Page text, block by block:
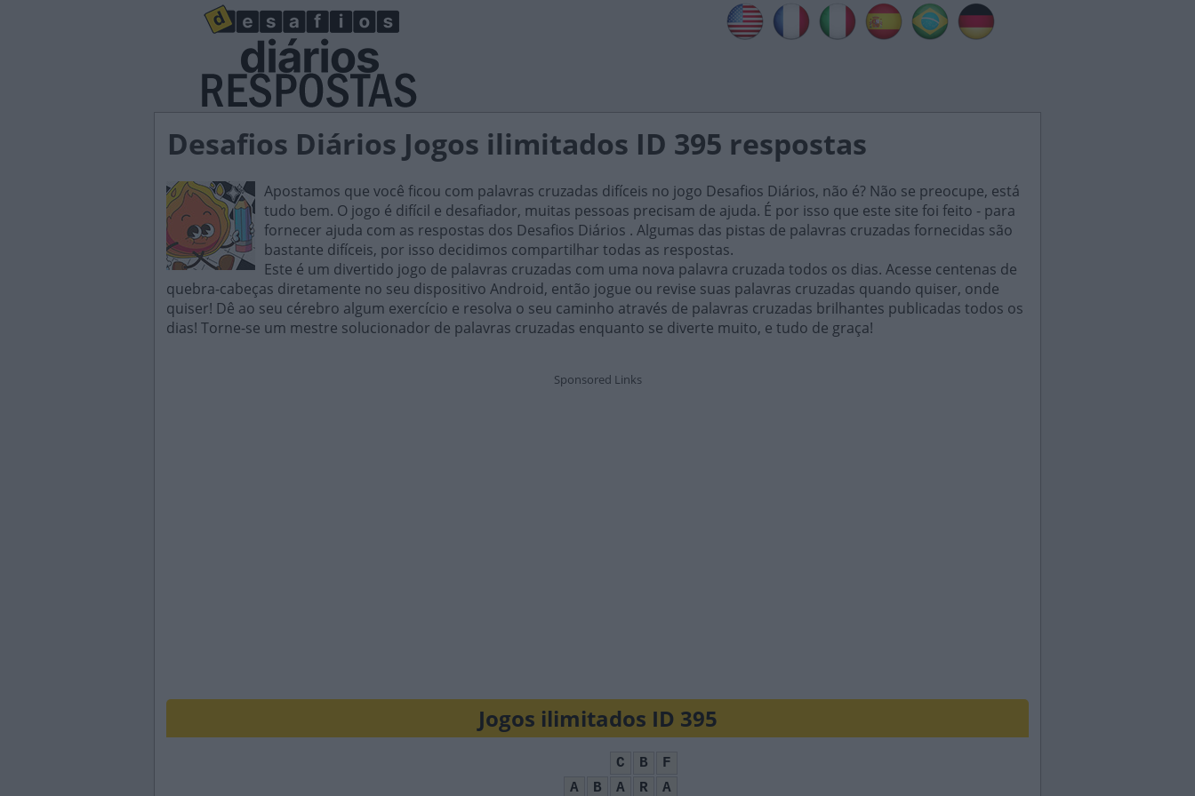
Desafios Diários Jogos ilimitados ID 395 respostas
Apostamos que você ficou com palavras cruzadas difíceis no jogo Desafios Diários, não é? Não se preocupe, está
tudo bem. O jogo é difícil e desafiador, muitas pessoas precisam de ajuda. É por isso que este site foi feito - para
fornecer ajuda com as respostas dos Desafios Diários . Algumas das pistas de palavras cruzadas fornecidas são
bastante difíceis, por isso decidimos compartilhar todas as respostas.
Este é um divertido jogo de palavras cruzadas com uma nova palavra cruzada todos os dias. Acesse centenas de
quebra-cabeças diretamente no seu dispositivo Android, então jogue ou revise suas palavras cruzadas quando quiser, onde
quiser! Dê ao seu cérebro algum exercício e resolva o seu caminho através de palavras cruzadas brilhantes publicadas todos os
dias! Torne-se um mestre solucionador de palavras cruzadas enquanto se diverte muito, e tudo de graça!
Jogos ilimitados ID 395
C B
F
A
B A R
A